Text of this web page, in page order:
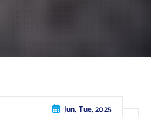
Jun, Tue, 2025